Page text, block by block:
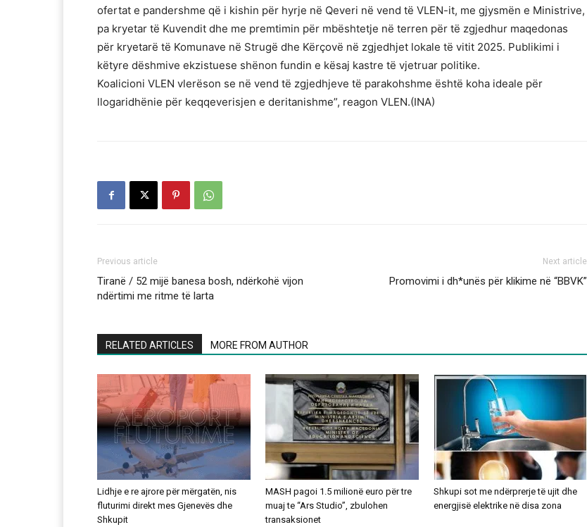
ofertat e pandershme që i kishin për hyrje në Qeveri në vend të VLEN-it, me gjysmën e Ministrive,
pa kryetar të Kuvendit dhe me premtimin për mbështetje në terren për të zgjedhur maqedonas
për kryetarë të Komunave në Strugë dhe Kërçovë në zgjedhjet lokale të vitit 2025. Publikimi i
këtyre dëshmive ekzistuese shënon fundin e kësaj kastre të vjetruar politike.
Koalicioni VLEN vlerëson se në vend të zgjedhjeve të parakohshme është koha ideale për
llogaridhënie për keqqeverisjen e deritanishme”, reagon VLEN.(INA)
Previous article
Tiranë / 52 mijë banesa bosh, ndërkohë vijon
ndërtimi me ritme të larta
Next article
Promovimi i dh*unës për klikime në “BBVK”
RELATED ARTICLES MORE FROM AUTHOR
Lidhje e re ajrore për mërgatën, nis
fluturimi direkt mes Gjenevës dhe
Shkupit
MASH pagoi 1.5 milionë euro për tre
muaj te “Ars Studio”, zbulohen
transaksionet
Shkupi sot me ndërprerje të ujit dhe
energjisë elektrike në disa zona